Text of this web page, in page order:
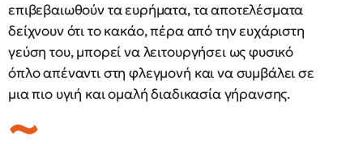
επιβεβαιωθούν τα ευρήματα, τα αποτελέσματα
δείχνουν ότι το κακάο, πέρα από την ευχάριστη
γεύση του, μπορεί να λειτουργήσει ως φυσικό
όπλο απέναντι στη φλεγμονή και να συμβάλει σε
μια πιο υγιή και ομαλή διαδικασία γήρανσης.